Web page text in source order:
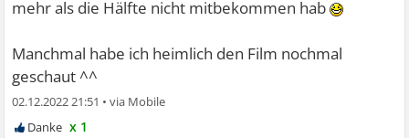
mehr als die Hälfte nicht mitbekommen hab
Manchmal habe ich heimlich den Film nochmal
geschaut ^^
02.12.2022 21:51 •
x 1